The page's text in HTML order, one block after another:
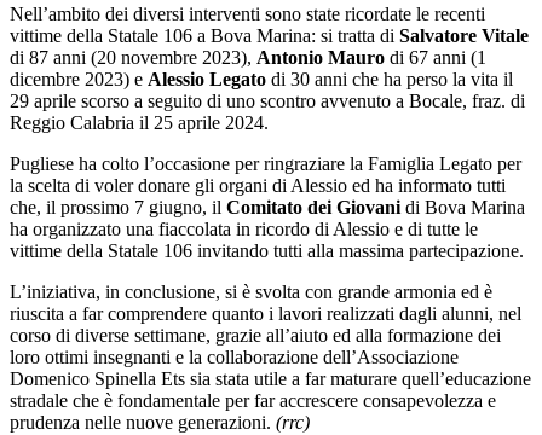
Nell’ambito dei diversi interventi sono state ricordate le recenti
vittime della Statale 106 a Bova Marina: si tratta di Salvatore Vitale
di 87 anni (20 novembre 2023), Antonio Mauro di 67 anni (1
dicembre 2023) e Alessio Legato di 30 anni che ha perso la vita il
29 aprile scorso a seguito di uno scontro avvenuto a Bocale, fraz. di
Reggio Calabria il 25 aprile 2024.
Pugliese ha colto l’occasione per ringraziare la Famiglia Legato per
la scelta di voler donare gli organi di Alessio ed ha informato tutti
che, il prossimo 7 giugno, il Comitato dei Giovanidi Bova Marina
ha organizzato una fiaccolata in ricordo di Alessio e di tutte le
vittime della Statale 106 invitando tutti alla massima partecipazione.
L’iniziativa, in conclusione, si è svolta con grande armonia ed è
riuscita a far comprendere quanto i lavori realizzati dagli alunni, nel
corso di diverse settimane, grazie all’aiuto ed alla formazione dei
loro ottimi insegnanti e la collaborazione dell’Associazione
Domenico Spinella Ets sia stata utile a far maturare quell’educazione
stradale che è fondamentale per far accrescere consapevolezza e
prudenza nelle nuove generazioni. (rrc)